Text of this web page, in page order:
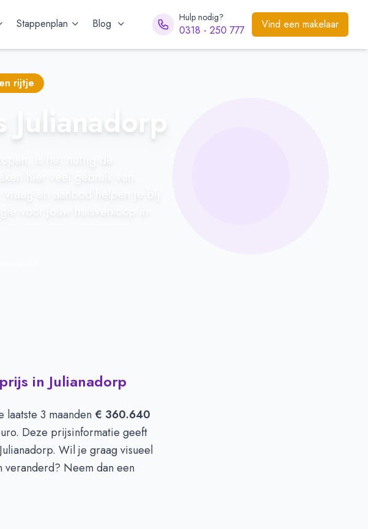
Stappenplan Blog Hulp nodig?
0318 - 250 777 Vind een makelaar
rijtje
in Julianadorp
laatste 3 maanden € 360.640
Deze prijsinformatie geeft
Wil je graag visueel
veranderd? Neem dan een